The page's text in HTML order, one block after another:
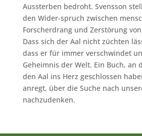
Aussterben bedroht. Svensson
den Wider-spruch zwischen
Forscherdrang und Zerstörung
Dass sich der Aal nicht züchten
dass er für immer verschwindet
Geheimnis der Welt. Ein Buch, an
den Aal ins Herz geschlossen
anregt, über die Suche nach
nachzudenken.